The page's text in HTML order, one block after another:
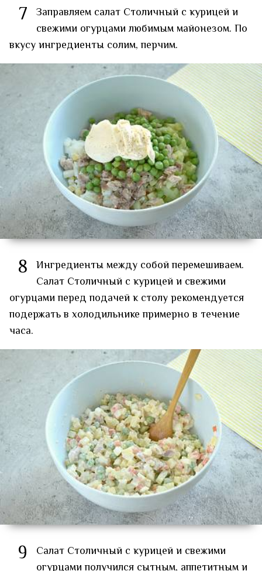
7 Заправляем салат Столичный с курицей и
свежими огурцами любимым майонезом. По
вкусу ингредиенты солим, перчим.
8 Ингредиенты между собой перемешиваем.
Салат Столичный с курицей и свежими
огурцами перед подачей к столу рекомендуется
подержать в холодильнике примерно в течение
часа.
9
Салат Столичный с курицей и свежими